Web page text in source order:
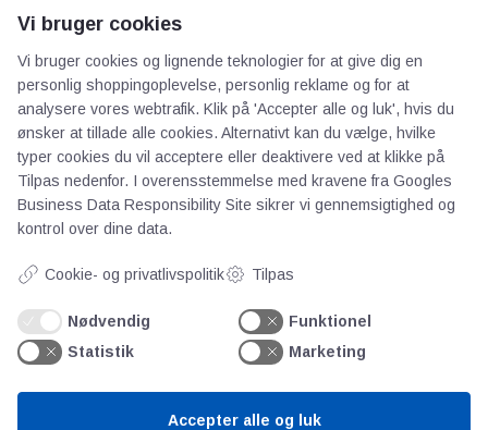
AOT
Om os
Priser
Kontakt
Persondata
Videncentre
Vi bruger cookies
Vi bruger cookies og lignende teknologier for at give dig en
personlig shoppingoplevelse, personlig reklame og for at
analysere vores webtrafik. Klik på 'Accepter alle og luk', hvis du
ønsker at tillade alle cookies. Alternativt kan du vælge, hvilke
typer cookies du vil acceptere eller deaktivere ved at klikke på
Tilpas nedenfor. I overensstemmelse med kravene fra Googles
Business Data Responsibility Site sikrer vi gennemsigtighed og
kontrol over dine data.
Cookie- og privatlivspolitik Tilpas
Nødvendig
Funktionel
Statistik
Marketing
Accepter alle og luk